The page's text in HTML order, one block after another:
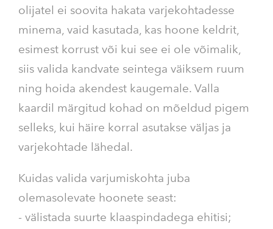
olijatel ei soovita hakata varjekohtadesse
minema, vaid kasutada, kas hoone keldrit,
esimest korrust või kui see ei ole võimalik,
siis valida kandvate seintega väiksem ruum
ning hoida akendest kaugemale. Valla
kaardil märgitud kohad on mõeldud pigem
selleks, kui häire korral asutakse väljas ja
varjekohtade lähedal.
Kuidas valida varjumiskohta juba
olemasolevate hoonete seast:
- välistada suurte klaaspindadega ehitisi;